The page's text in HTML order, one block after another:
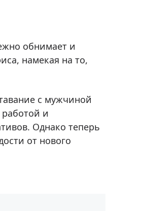
обнимает и
намекая на то,
с мужчиной
и
Однако теперь
от нового